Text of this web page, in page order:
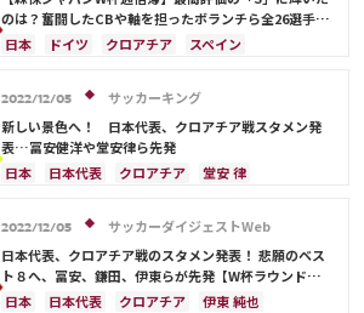
シュミット・ダニエル
谷 晃生
長友 佑都
谷口 彰悟
山根 視来 柴崎 岳
浅野 拓磨
鎌田 大地
板倉 滉 堂安 律
冨安 健洋
相馬 勇紀
伊藤 洋輝 町野 修斗
のは？奮闘したCBや軸を担ったボランチら全26選手を
査定
日本 ドイツ クロアチア
スペイン
三笘 薫
ベルギー イングランド
シュミット・ダニエル
谷 晃生
長友 佑都
守田 英正
田中 碧 堂安 律
ポルトガル
日本代表 谷口 彰悟
山根 視来
南野 拓実
上田 綺世 久保 建英
鎌田 大地
マヌエル・ノイアー
酒井 宏樹
板倉 滉
冨安 健洋
遠藤 航 相馬 勇紀
伊藤 洋輝
町野 修斗
2022/12/05
サッカーキング
新しい景色へ！ 日本代表、クロアチア戦スタメン発
表…冨安健洋や堂安律ら先発
日本
日本代表 クロアチア
堂安 律
ベルギー
イングランド 遠藤 航
ポルトガル
川島 永嗣
権田 修一
シュミット・ダニエル
谷 晃生
長友 佑都 吉田 麻也
谷口 彰悟
山根 視来
柴崎 岳 伊東 純也
浅野 拓磨
2022/12/05
サッカーダイジェストWeb
日本代表、クロアチア戦のスタメン発表！ 悲願のベス
ト８へ、冨安、鎌田、伊東らが先発【W杯ラウンド
16】
日本 日本代表 クロアチア
伊東 純也